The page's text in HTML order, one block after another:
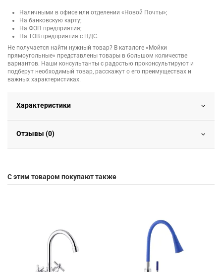
Наличными в офисе или отделении «Новой Почты»;
На банковскую карту;
На ФОП предприятия;
На ТОВ предприятия с НДС.
Не получается найти нужный товар? В каталоге «Мойки
прямоугольные» представлены товары в большом количестве
вариантов. Наши консультанты с радостью проконсультируют и
подберут необходимый товар, расскажут о его преимуществах и
важных характеристиках.
Характеристики
Отзывы (0)
С этим товаром покупают также